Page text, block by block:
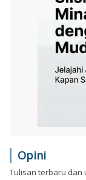
Opini
Tulisan terbaru dan